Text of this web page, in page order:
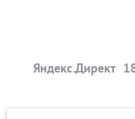
Яндекс.Директ